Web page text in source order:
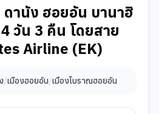
ดานัง ฮอยอัน บานาฮิ
วัน 3 คืน โดยสาย
Airline (EK)
/เมืองฮอยอัน/เมืองโบราณฮอยอัน